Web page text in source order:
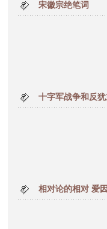
宋徽宗绝笔词
十字军战争和反
相对论的相对 爱